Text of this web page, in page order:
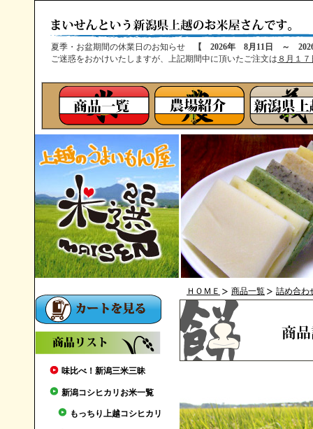
夏季・お盆期間の休業日のお知らせ
【 2026年 8月11日 ～
ご迷惑をおかけいたしますが、上記期間中に頂いたご注文は ８月１
味比べ！新潟三米三昧
新潟コシヒカリお米一覧
もっちり上越コシヒカリ
ＨＯＭＥ 商品一覧 詰め合わ